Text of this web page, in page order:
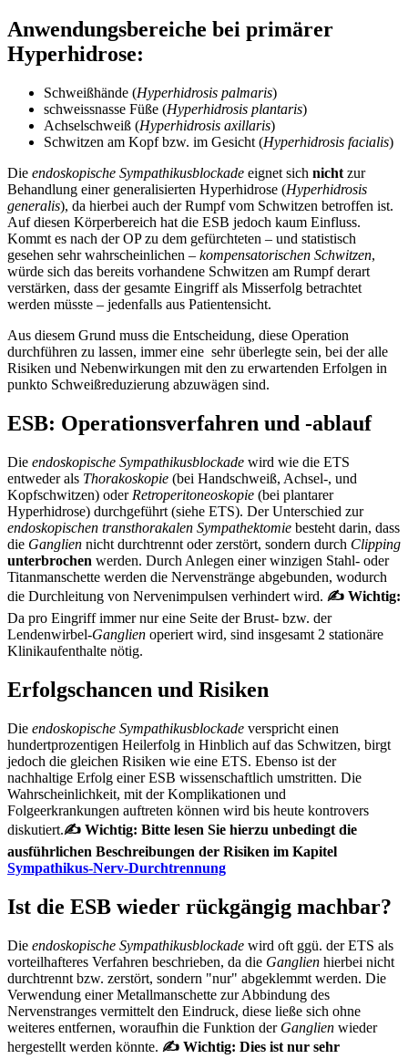
Anwendungsbereiche bei primärer
Hyperhidrose:
Schweißhände (Hyperhidrosis palmaris)
schweissnasse Füße (Hyperhidrosis plantaris)
Achselschweiß (Hyperhidrosis axillaris)
Schwitzen am Kopf bzw. im Gesicht (Hyperhidrosis facialis)
Die endoskopische Sympathikusblockade eignet sich nicht zur
Behandlung einer generalisierten Hyperhidrose (Hyperhidrosis
generalis), da hierbei auch der Rumpf vom Schwitzen betroffen ist.
Auf diesen Körperbereich hat die ESB jedoch kaum Einfluss.
Kommt es nach der OP zu dem gefürchteten – und statistisch
gesehen sehr wahrscheinlichen – kompensatorischen Schwitzen,
würde sich das bereits vorhandene Schwitzen am Rumpf derart
verstärken, dass der gesamte Eingriff als Misserfolg betrachtet
werden müsste – jedenfalls aus Patientensicht.
Aus diesem Grund muss die Entscheidung, diese Operation
durchführen zu lassen, immer eine sehr überlegte sein, bei der alle
Risiken und Nebenwirkungen mit den zu erwartenden Erfolgen in
punkto Schweißreduzierung abzuwägen sind.
ESB: Operationsverfahren und -ablauf
Die endoskopische Sympathikusblockade wird wie die ETS
entweder als Thorakoskopie (bei Handschweiß, Achsel-, und
Kopfschwitzen) oder Retroperitoneoskopie (bei plantarer
Hyperhidrose) durchgeführt (siehe ETS). Der Unterschied zur
endoskopischen transthorakalen Sympathektomie besteht darin, dass
die Ganglien nicht durchtrennt oder zerstört, sondern durch Clipping
unterbrochen werden. Durch Anlegen einer winzigen Stahl- oder
Titanmanschette werden die Nervenstränge abgebunden, wodurch
die Durchleitung von Nervenimpulsen verhindert wird. ✍ Wichtig:
Da pro Eingriff immer nur eine Seite der Brust- bzw. der
Lendenwirbel-Ganglien operiert wird, sind insgesamt 2 stationäre
Klinikaufenthalte nötig.
Erfolgschancen und Risiken
Die endoskopische Sympathikusblockade verspricht einen
hundertprozentigen Heilerfolg in Hinblich auf das Schwitzen, birgt
jedoch die gleichen Risiken wie eine ETS. Ebenso ist der
nachhaltige Erfolg einer ESB wissenschaftlich umstritten. Die
Wahrscheinlichkeit, mit der Komplikationen und
Folgeerkrankungen auftreten können wird bis heute kontrovers
diskutiert.✍ Wichtig: Bitte lesen Sie hierzu unbedingt die
ausführlichen Beschreibungen der Risiken im Kapitel
Sympathikus-Nerv-Durchtrennung
Ist die ESB wieder rückgängig machbar?
Die endoskopische Sympathikusblockade wird oft ggü. der ETS als
vorteilhafteres Verfahren beschrieben, da die Ganglien hierbei nicht
durchtrennt bzw. zerstört, sondern "nur" abgeklemmt werden. Die
Verwendung einer Metallmanschette zur Abbindung des
Nervenstranges vermittelt den Eindruck, diese ließe sich ohne
weiteres entfernen, woraufhin die Funktion der Ganglien wieder
hergestellt werden könnte. ✍ Wichtig: Dies ist nur sehr